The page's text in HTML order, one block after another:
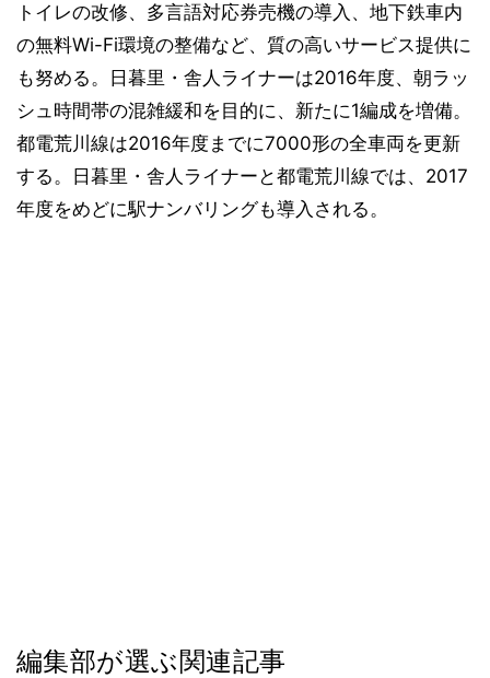
トイレの改修、多言語対応券売機の導入、地下鉄車内
の無料Wi-Fi環境の整備など、質の高いサービス提供に
も努める。日暮里・舎人ライナーは2016年度、朝ラッ
シュ時間帯の混雑緩和を目的に、新たに1編成を増備。
都電荒川線は2016年度までに7000形の全車両を更新
する。日暮里・舎人ライナーと都電荒川線では、2017
年度をめどに駅ナンバリングも導入される。
編集部が選ぶ関連記事